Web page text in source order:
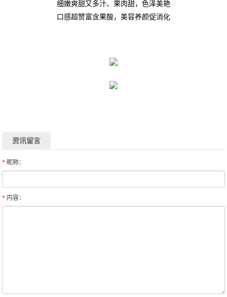
细嫩爽甜又多汁、果肉甜，色泽美艳
口感超赞富含果酸，美容养颜促消化
资讯留言
* 昵称：
* 内容：